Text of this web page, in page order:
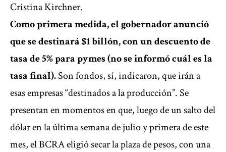
Cristina Kirchner.
Como primera medida, el gobernador anunció
que se destinará $1 billón, con un descuento de
tasa de 5% para pymes (no se informó cuál es la
tasa final).Son fondos, sí, indicaron, que irán a
esas empresas “destinados a la producción”. Se
presentan en momentos en que, luego de un salto del
dólar en la última semana de julio y primera de este
mes, el BCRA eligió secar la plaza de pesos, con una